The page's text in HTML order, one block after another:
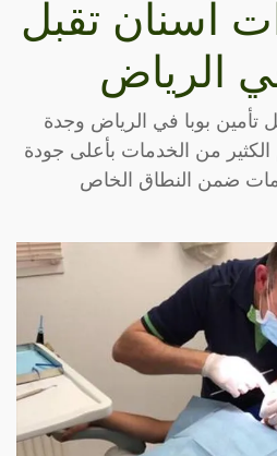
أسنان تقبل
الرياض
تأمين بوبا في الرياض وجدة
1445 تقدم الكثير من الخدمات بأعلى جودة
ضمن النطاق الخاص